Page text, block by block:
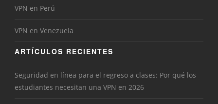
VPN en Perú
VPN en Venezuela
ARTÍCULOS RECIENTES
Seguridad en línea para el regreso a clases: Por qué los
estudiantes necesitan una VPN en 2026